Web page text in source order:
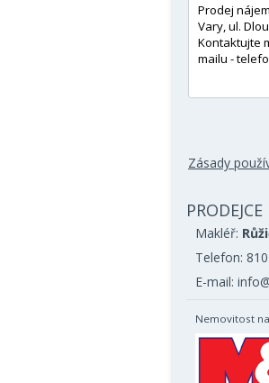
Zásady
PRODEJCE
Makléř:
Telefon:
E-mail:
Nemovitost